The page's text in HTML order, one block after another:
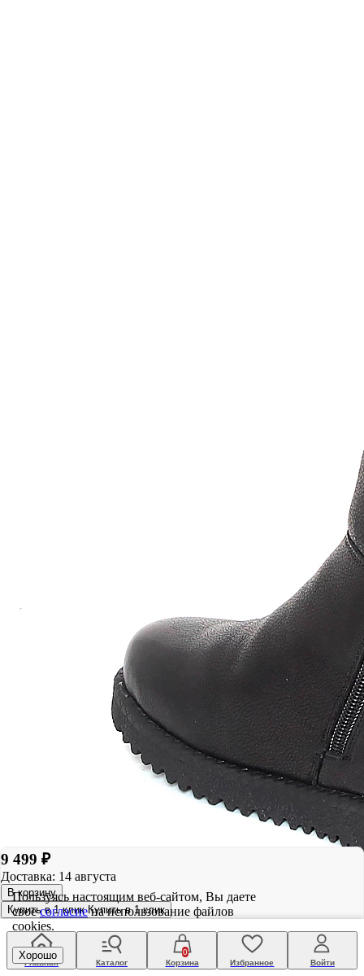
9 499 ₽
Доставка: 14 августа
В корзину
Купить в 1 клик Купить в 1 клик
Главная Каталог
0
Корзина
Избранное Войти
Пользуясь настоящим веб-сайтом, Вы даете
своесогласиена использование файлов
cookies.
Хорошо